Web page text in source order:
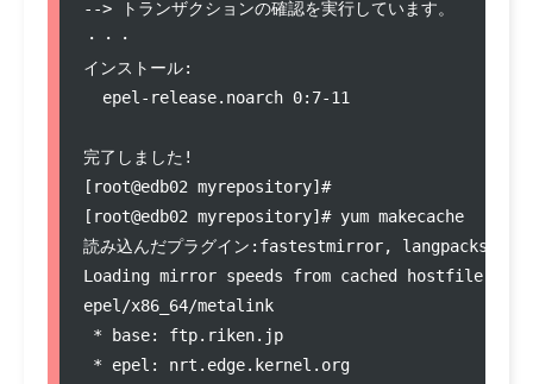
--> トランザクションの確認を実行しています。
・・・
インストール:
epel-
完了しました!
[root@edb02 myrepository]#
[root@edb02 myrepository]# yum makecache
読み込んだプラグイン:fastestmirror, langpacks
Loading mirror speeds from cached hostfile
epel/x86_64/metalink
* base: ftp.riken.jp
* epel: nrt.edge.kernel.org